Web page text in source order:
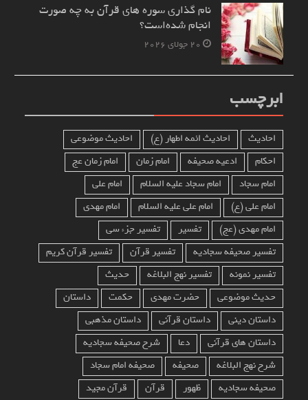
نام‌ گذاری سوره های قرآن به چه صورت
انجام شده‌است؟
20 جولای 2026
ابرچسب
احادیث احادیث ائمه اطهار (ع)
احادیث موضوعی
احکام
ادعیه صحیفه امام زمان
امام زمان عج
امام سجاد
امام سجاد علیه السلام
امام علی
امام علی (ع)
امام علی علیه السلام
امام مهدی
امام مهدی (عج)
تفسیر
تفسیر جزء سی
تفسیر صحیفه سجادیه
تفسیر قرآن
تفسیر قرآن کریم
تفسیر نمونه
تفسیر نهج البلاغه
حدیث
حدیث موضوعی
حضرت مهدی حکمت
داستان
داستان دینی
داستان قرآنی
داستان مذهبی
داستان های قرآنی
دعا
شرح صحیفه سجادیه
شرح نهج البلاغه
صحیفه
صحیفه امام سجاد
صحیفه سجادیه
ظهور قرآن قرآن مجید